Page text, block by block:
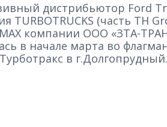
дистрибьютор Ford
TURBOTRUCKS (часть TH
MAX компании ООО «ЗТА-
в начале марта во
в г.Долгопрудный.